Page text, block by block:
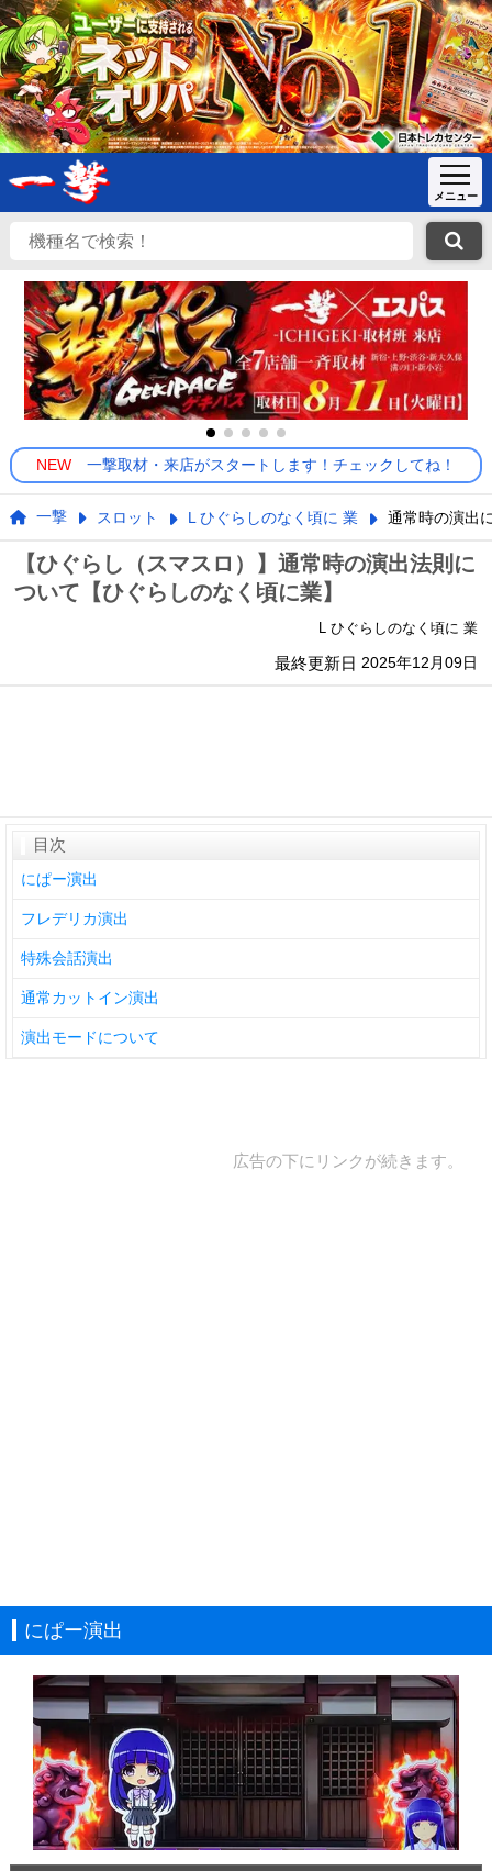
NEW 一撃取材・来店がスタートします！チェックしてね！
一撃 スロット L ひぐらしのなく頃に 業 通常時の演出
【ひぐらし（スマスロ）】通常時の演出法則に
ついて【ひぐらしのなく頃に業】
L ひぐらしのなく頃に 業
最終更新日 2025年12月09日
目次
にぱー演出
フレデリカ演出
特殊会話演出
通常カットイン演出
演出モードについて
広告の下にリンクが続きます。
にぱー演出